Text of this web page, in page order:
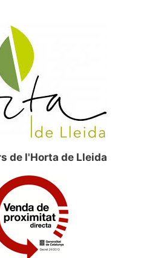
de l'Horta de Lleida